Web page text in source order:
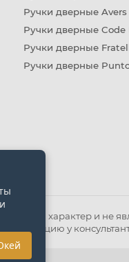
Ручки дверные Avers
Ручки дверные Code
Ручки дверные
Ручки дверные
характер и не
у